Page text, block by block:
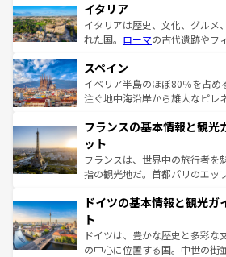
イタリア
イタリアは歴史、文化、グルメ
れた国。 ローマの古代遺跡やフ
ろん、トスカーナの美しい田園
景など、自然景観も見逃せない
ピザやパスタなど、絶品のイタ
ませてくれるイタリアで、忘れ
なお、新着のイタリア情報は
しい。
スペイン
イベリア半島のほぼ80％を占め
注ぐ地中海沿岸から雄大なピレ
文化が根付くこの国では、情熱
れる闘牛、そして美味しいタパ
る。首都マドリードの洗練され
アートに溢れた街角から、地方
せる。地方によって風土や気候
ンテンツ一覧 を参照してほしい。
フランスの基本情報と観光
ット
フランスは、世界中の旅行者を
指の観光地だ。首都パリのエッ
で、幅広い魅力が詰まっている
聖堂、美しいビーチ、そして豊
から魅了する。また、フランス
れ、フランス料理はユネスコ無
ドイツの基本情報と観光ガ
ト
ドイツは、豊かな歴史と多彩な
の中心に位置する国。中世の街